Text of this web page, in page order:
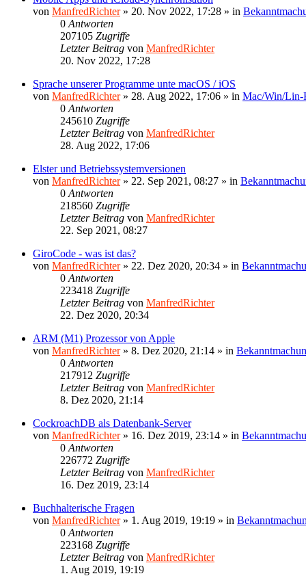
von ManfredRichter» 20. Nov 2022, 17:28 » in
0 Antworten
207105 Zugriffe
Letzter Beitrag von ManfredRichter
20. Nov 2022, 17:28
Sprache unserer Programme unte macOS / iOS
von ManfredRichter» 28. Aug 2022, 17:06 » in Mac/Win/Lin-
0 Antworten
245610 Zugriffe
Letzter Beitrag von ManfredRichter
28. Aug 2022, 17:06
Elster und Betriebssystemversionen
von ManfredRichter» 22. Sep 2021, 08:27 » in
0 Antworten
218560 Zugriffe
Letzter Beitrag von ManfredRichter
22. Sep 2021, 08:27
GiroCode - was ist das?
von ManfredRichter» 22. Dez 2020, 20:34 » in
0 Antworten
223418 Zugriffe
Letzter Beitrag von ManfredRichter
22. Dez 2020, 20:34
ARM (M1) Prozessor von Apple
von ManfredRichter» 8. Dez 2020, 21:14 » in
0 Antworten
217912 Zugriffe
Letzter Beitrag von ManfredRichter
8. Dez 2020, 21:14
CockroachDB als Datenbank-Server
von ManfredRichter» 16. Dez 2019, 23:14 » in
0 Antworten
226772 Zugriffe
Letzter Beitrag von ManfredRichter
16. Dez 2019, 23:14
Buchhalterische Fragen
von ManfredRichter» 1. Aug 2019, 19:19 » in
0 Antworten
223168 Zugriffe
Letzter Beitrag von ManfredRichter
1. Aug 2019, 19:19